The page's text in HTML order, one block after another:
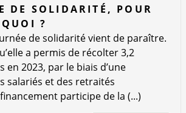
DE SOLIDARITÉ, POUR
?
de solidarité vient de paraître.
a permis de récolter 3,2
en 2023, par le biais d’une
salariés et des retraités
participe de la (...)